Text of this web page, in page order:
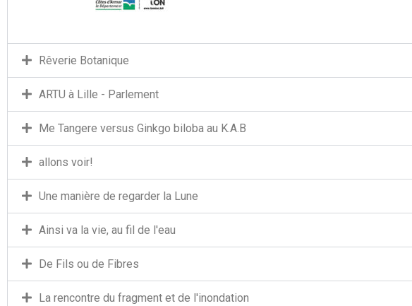
Rêverie Botanique
ARTU à Lille - Parlement
Me Tangere versus Ginkgo biloba au K.A.B
allons voir!
Une manière de regarder la Lune
Ainsi va la vie, au fil de l'eau
De Fils ou de Fibres
La rencontre du fragment et de l'inondation